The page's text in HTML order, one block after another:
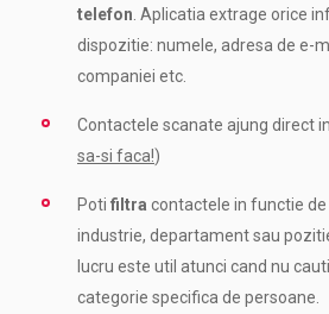
telefon . Aplicatia extrage orice
dispozitie: numele, adresa de e-
companiei etc.
Contactele scanate ajung direct in
sa-si faca!)
Poti filtra contactele in functie
industrie, departament sau
lucru este util atunci cand nu
categorie specifica de persoane.